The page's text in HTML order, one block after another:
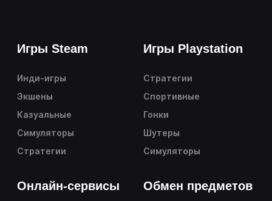
Игры Steam
Инди-игры
Экшены
Казуальные
Симуляторы
Стратегии
Игры Playstation
Стратегии
Спортивные
Гонки
Шутеры
Симуляторы
Онлайн-сервисы Обмен предметов